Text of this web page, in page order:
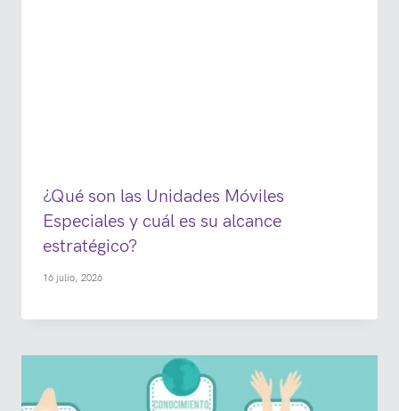
¿Qué son las Unidades Móviles
Especiales y cuál es su alcance
estratégico?
16 julio, 2026